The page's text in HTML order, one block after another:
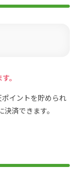
。
イントを貯められ
済できます。